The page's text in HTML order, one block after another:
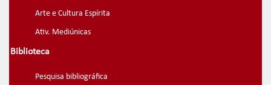
Arte e Cultura Espírita
Ativ. Mediúnicas
Biblioteca
Pesquisa bibliográfica